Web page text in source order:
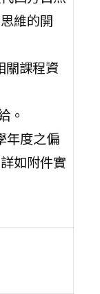
維的開
關課程資
。
年度之偏
如附件實